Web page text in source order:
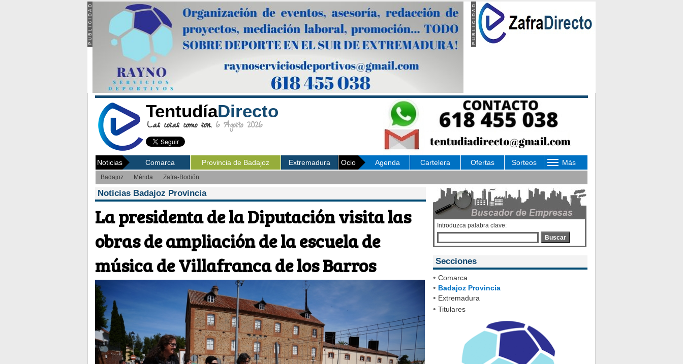
TentudíaDirecto
Las cosas como son. 6 Agosto 2026
Noticias Comarca Provincia de Badajoz Extremadura Ocio Agenda Cartelera Ofertas Sorteos Más
Badajoz Mérida Zafra-Bodión
Noticias Badajoz Provincia
La presidenta de la Diputación visita las
obras de ampliación de la escuela de
música de Villafranca de los Barros
Introduzca palabra clave:
Buscar
Secciones
• Comarca
• Badajoz Provincia
• Extremadura
• Titulares